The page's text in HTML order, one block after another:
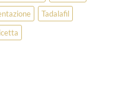
Tadalafil